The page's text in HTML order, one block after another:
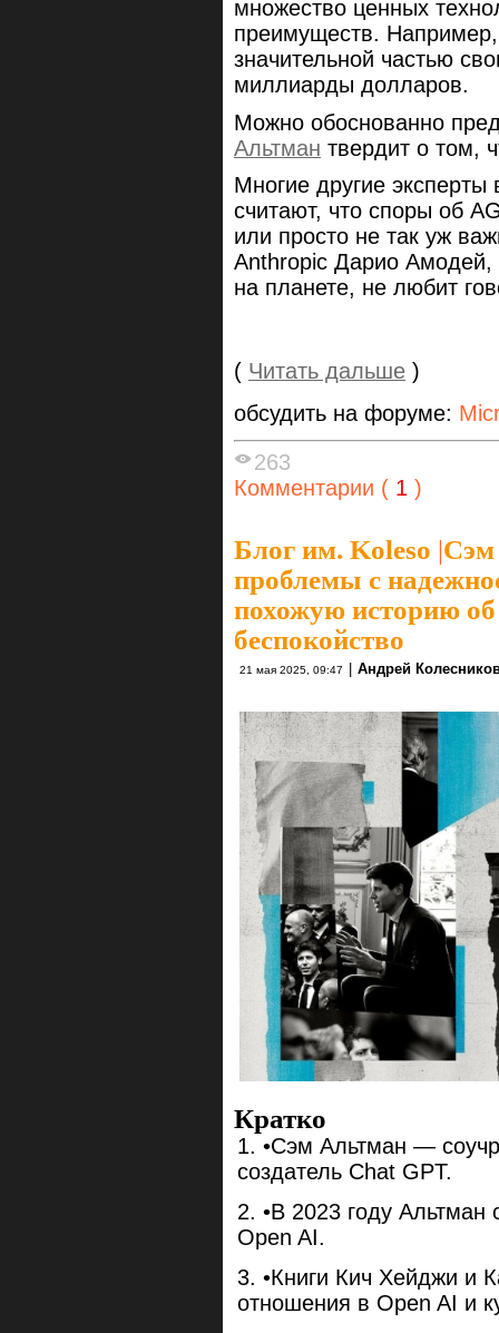
множество ценных
преимуществ.
значительной частью
миллиарды долларов.
Можно обоснованно
Альтман твердит о том,
Многие другие
считают, что споры об
или просто не так уж
Anthropic Дарио Амодей,
на планете, не любит
( Читать дальше )
обсудить на форуме:
263
Комментарии ( 1 )
Блог им. Koleso |Сэм
проблемы с
похожую историю
беспокойство
21 мая 2025, 09:47 Андрей
Кратко
•Сэм Альтман —
создатель Chat GPT.
•В 2023 году Альтман
Open AI.
•Книги Кич Хейджи и
отношения в Open AI и